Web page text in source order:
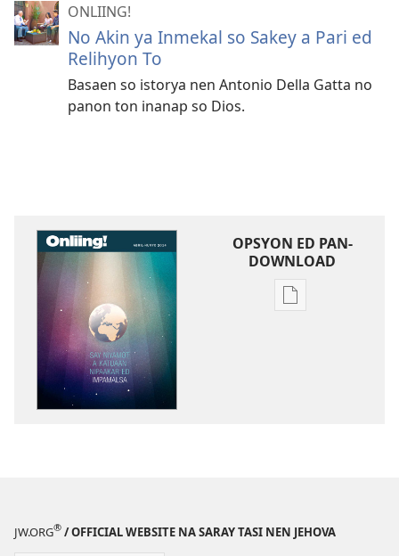
ONLIING!
No Akin ya Inmekal so Sakey a Pari ed
Relihyon To
Basaen so istorya nen Antonio Della Gatta no
panon ton inanap so Dios.
OPSYON ED PAN-
DOWNLOAD
Opsyon
Nipaakar
JW.ORG® / OFFICIAL WEBSITE NA SARAY TASI NEN JEHOVA